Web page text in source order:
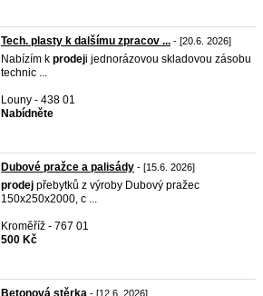
Tech. plasty k dalšímu zpracov ... - [20.6. 2026]
Nabízím k prodeji jednorázovou skladovou zásobu
technic ...
Louny - 438 01
Nabídněte
Dubové pražce a palisády - [15.6. 2026]
prodej přebytků z výroby Dubový pražec
150x250x2000, c ...
Kroměříž - 767 01
500 Kč
Betonová stěrka - [12.6. 2026]